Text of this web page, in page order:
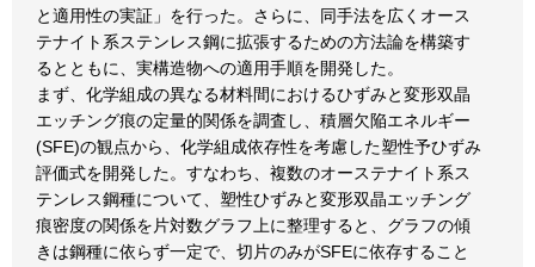
と適用性の実証」を行った。さらに、同手法を広くオース
テナイト系ステンレス鋼に拡張するための方法論を構築す
るとともに、実構造物への適用手順を開発した。
まず、化学組成の異なる材料間におけるひずみと変形双晶
エッチング痕の定量的関係を調査し、積層欠陥エネルギー
(SFE)の観点から、化学組成依存性を考慮した塑性予ひずみ
評価式を開発した。すなわち、複数のオーステナイト系ス
テンレス鋼種について、塑性ひずみと変形双晶エッチング
痕密度の関係を片対数グラフ上に整理すると、グラフの傾
きは鋼種に依らず一定で、切片のみがSFEに依存すること